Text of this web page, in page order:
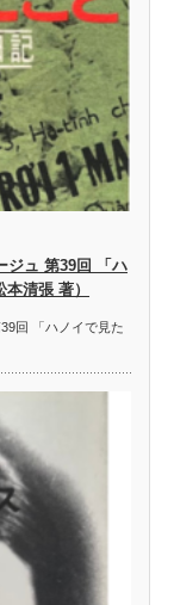
ジュ 第39回 「ハ
清張 著）
回 「ハノイで見た